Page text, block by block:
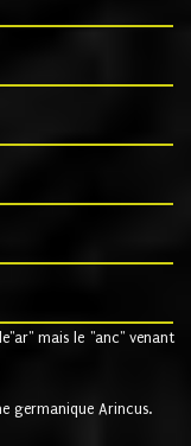
mais le "anc" venant
germanique Arincus.